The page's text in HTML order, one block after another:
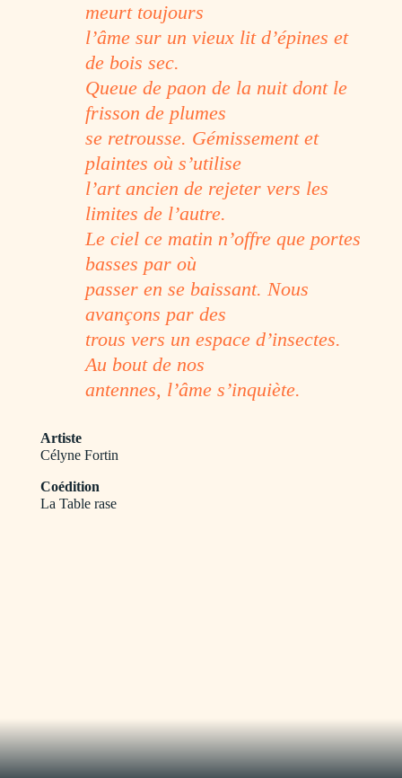
meurt toujours
l’âme sur un vieux lit d’épines et
de bois sec.
Queue de paon de la nuit dont le
frisson de plumes
se retrousse. Gémissement et
plaintes où s’utilise
l’art ancien de rejeter vers les
limites de l’autre.
Le ciel ce matin n’offre que portes
basses par où
passer en se baissant. Nous
avançons par des
trous vers un espace d’insectes.
Au bout de nos
antennes, l’âme s’inquiète.
Artiste
Célyne Fortin
Coédition
La Table rase